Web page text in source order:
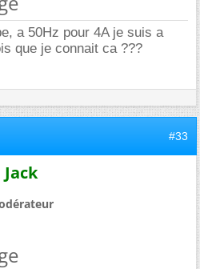
a 50Hz pour 4A je suis a
que je connait ca ???
#33
Jack